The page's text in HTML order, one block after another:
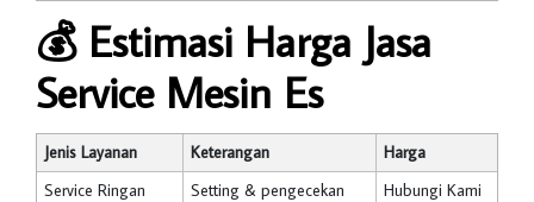
💰 Estimasi Harga Jasa
Service Mesin Es
Jenis Layanan Keterangan
Harga
Service Ringan
Setting & pengecekan
Hubungi Kami